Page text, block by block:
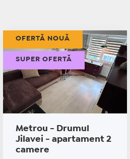
Metrou - Drumul
Jilavei - apartament 2
camere
OFERTĂ NOUĂ
SUPER OFERTĂ